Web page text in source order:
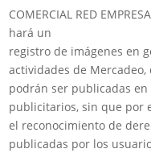
COMERCIAL RED
hará un
registro de imágenes en
actividades de Mercadeo,
podrán ser publicadas
publicitarios, sin que por
el reconocimiento de
publicadas por los